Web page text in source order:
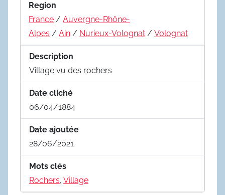
Region
France / Auvergne-Rhône-
Alpes / Ain / Nurieux-Volognat / Volognat
Description
Village vu des rochers
Date cliché
06/04/1884
Date ajoutée
28/06/2021
Mots clés
Rochers, Village